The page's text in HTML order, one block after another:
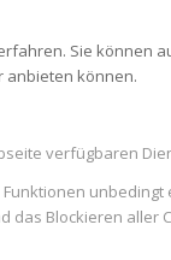
Sie können
anbieten können.
verfügbaren
Blockieren